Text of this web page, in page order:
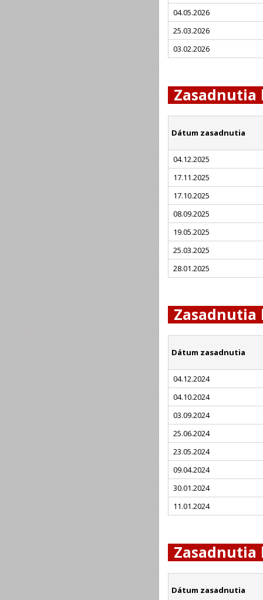
04.05.2026
25.03.2026
03.02.2026
Zasadnutia
Dátum zasadnutia
04.12.2025
17.11.2025
17.10.2025
08.09.2025
19.05.2025
25.03.2025
28.01.2025
Zasadnutia
Dátum zasadnutia
04.12.2024
04.10.2024
03.09.2024
25.06.2024
23.05.2024
09.04.2024
30.01.2024
11.01.2024
Zasadnutia
Dátum zasadnutia